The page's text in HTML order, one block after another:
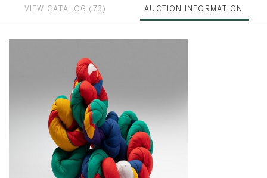
VIEW CATALOG (73) AUCTION INFORMATION